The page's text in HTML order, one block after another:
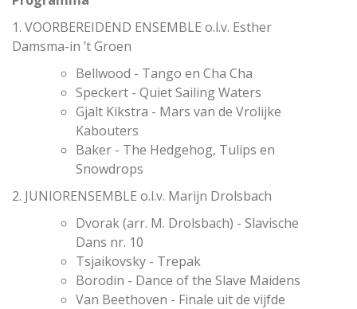
1. VOORBEREIDEND ENSEMBLE o.l.v. Esther
Damsma-in ’t Groen
Bellwood - Tango en Cha Cha
Speckert - Quiet Sailing Waters
Gjalt Kikstra - Mars van de Vrolijke
Kabouters
Baker - The Hedgehog, Tulips en
Snowdrops
2. JUNIORENSEMBLE o.l.v. Marijn Drolsbach
Dvorak (arr. M. Drolsbach) - Slavische
Dans nr. 10
Tsjaikovsky - Trepak
Borodin - Dance of the Slave Maidens
Van Beethoven - Finale uit de vijfde